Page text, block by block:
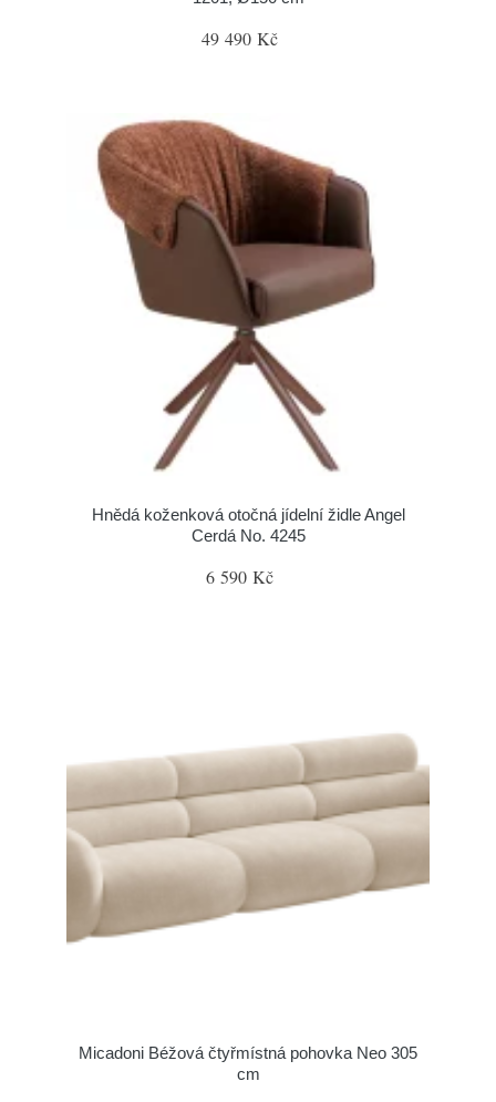
49 490 Kč
Hnědá koženková otočná jídelní židle Angel
Cerdá No. 4245
6 590 Kč
Micadoni Béžová čtyřmístná pohovka Neo 305
cm